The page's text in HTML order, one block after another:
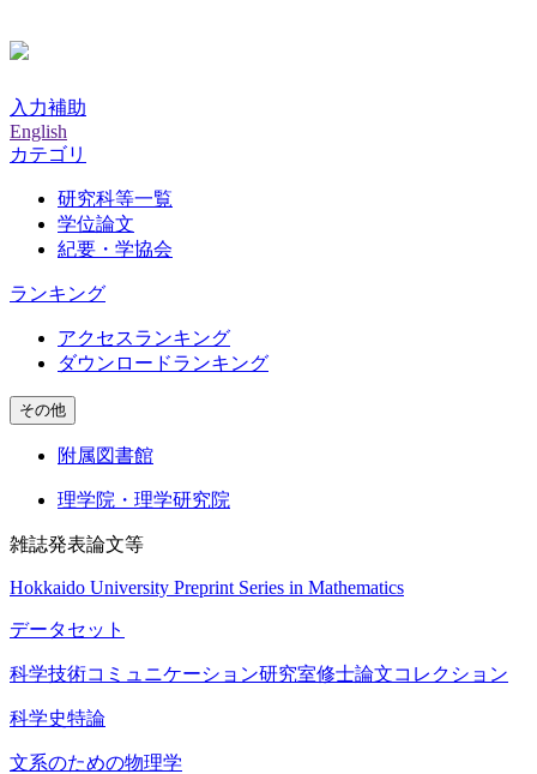
入力補助
English
カテゴリ
研究科等一覧
学位論文
紀要・学協会
ランキング
アクセスランキング
ダウンロードランキング
その他
附属図書館
理学院・理学研究院
雑誌発表論文等
Hokkaido University Preprint Series in Mathematics
データセット
科学技術コミュニケーション研究室修士論文コレクション
科学史特論
文系のための物理学